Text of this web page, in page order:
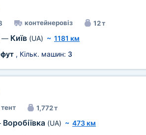
контейнеровіз 12 т
— Київ (UA) ~ 1181 км
, Кільк. машин: 3
тент 1,772 т
Воробіївка (UA) ~ 473 км